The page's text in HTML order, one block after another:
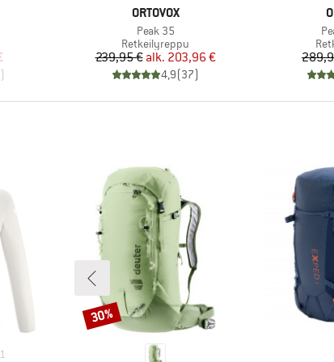
hinta
)
MERKKI
ORTOVOX
Tuote
Peak 35
Tuoteryhmä
Retkeilyreppu
Hinta
239,95 € Alennettu hinta
alk. 203,96 €
4,9(37)
1
Alennus
30%